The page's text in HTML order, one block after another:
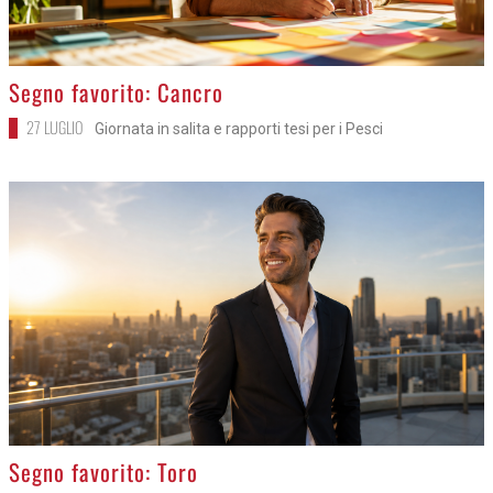
>
Segno favorito: Cancro
27 LUGLIO Giornata in salita e rapporti tesi per i Pesci
>
Segno favorito: Toro